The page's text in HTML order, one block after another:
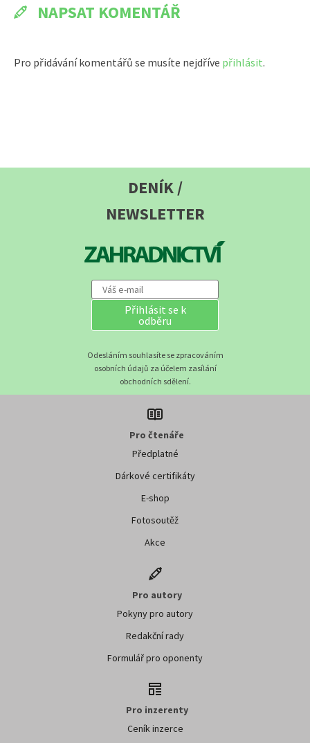
NAPSAT KOMENTÁŘ
Pro přidávání komentářů se musíte nejdříve přihlásit.
DENÍK /
NEWSLETTER
Přihlásit se k
odběru
Odesláním souhlasíte se zpracováním
osobních údajů za účelem zasílání
obchodních sdělení.
Pro čtenáře
Předplatné
Dárkové certifikáty
E-shop
Fotosoutěž
Akce
Pro autory
Pokyny pro autory
Redakční rady
Formulář pro oponenty
Pro inzerenty
Ceník inzerce